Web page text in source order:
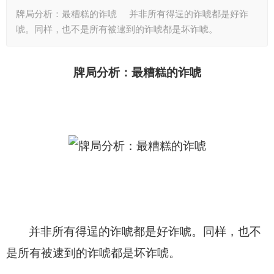
牌局分析：最糟糕的诈唬 并非所有得逞的诈唬都是好诈
唬。同样，也不是所有被逮到的诈唬都是坏诈唬。
牌局分析：最糟糕的诈唬
并非所有得逞的诈唬都是好诈唬。同样，也不
是所有被逮到的诈唬都是坏诈唬。